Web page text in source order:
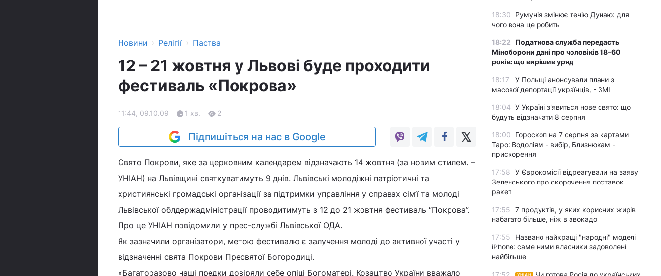
Новини › Релігії › Паства
12 – 21 жовтня у Львові буде проходити
фестиваль «Покрова»
11:44, 09.10.09 1 хв. 2
Підпишіться на нас в Google
Свято Покрови, яке за церковним календарем відзначають 14 жовтня (за новим стилем. –
УНІАН) на Львівщині святкуватимуть 9 днів. Львівські молодіжні патріотичні та
християнські громадські організації за підтримки управління у справах сiм’ї та молодi
Львівської облдержадміністрації проводитимуть з 12 до 21 жовтня фестиваль “Покрова”.
Про це УНІАН повідомили у прес-службі Львівської ОДА.
Як зазначили організатори, метою фестивалю є залучення молоді до активної участі у
відзначенні свята Покрови Пресвятої Богородиці.
«Багаторазово наші предки довіряли себе опіці Богоматері. Козацтво України вважало
18:30
Румунія змінює течію Дунаю: для
чого вона це робить
18:22
Податкова служба передасть
Міноборони дані про чоловіків 18–60
років: що вирішив уряд
18:17
У Польщі анонсували плани з
масової депортації українців, - ЗМІ
18:04
У Україні з'явиться нове свято: що
будуть відзначати 8 серпня
18:00
Гороскоп на 7 серпня за картами
Таро: Водоліям - вибір, Близнюкам -
прискорення
17:58
У Єврокомісії відреагували на заяву
Зеленського про скорочення поставок
ракет
17:55
7 продуктів, у яких корисних жирів
набагато більше, ніж в авокадо
17:55
Названо найкращі "народні" моделі
iPhone: саме ними власники задоволені
найбільше
17:52 УНІАН
Чи готова Росія до українських